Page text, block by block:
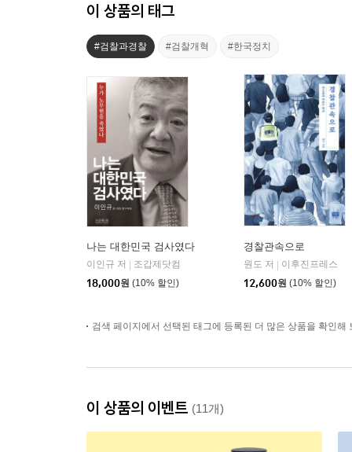
이 상품의 태그
#검찰과경찰 #검찰개혁 #한국정치
나는 대한민국 검사였다
이인규 저
조갑제닷컴
18,000원 (10% 할인)
경찰관속으로
원도 저
이후진프레스
12,600원 (10% 할인)
검색 페이지에서 선택된 태그에 등록된 더 많은 상품을 확인해
이 상품의 이벤트 (11개)